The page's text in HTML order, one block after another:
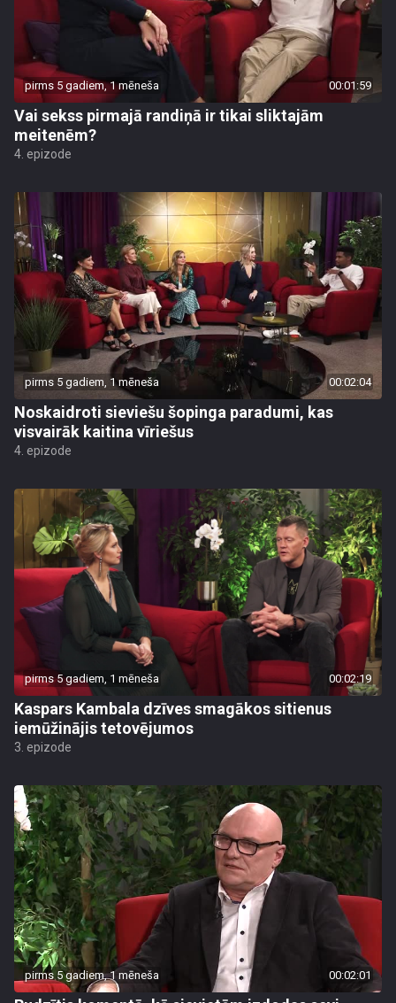
pirms 5 gadiem, 1 mēneša 00:01:59
Vai sekss pirmajā randiņā ir tikai sliktajām
meitenēm?
4. epizode
pirms 5 gadiem, 1 mēneša 00:02:04
Noskaidroti sieviešu šopinga paradumi, kas
visvairāk kaitina vīriešus
4. epizode
pirms 5 gadiem, 1 mēneša 00:02:19
Kaspars Kambala dzīves smagākos sitienus
iemūžinājis tetovējumos
3. epizode
pirms 5 gadiem, 1 mēneša 00:02:01